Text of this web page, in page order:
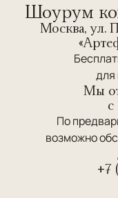
Шоурум
Москва, ул.
для
Мы
c
По
возможно
+7